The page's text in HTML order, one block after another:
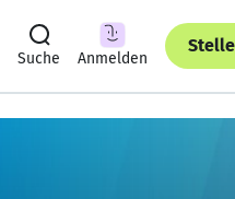
Suche Anmelden